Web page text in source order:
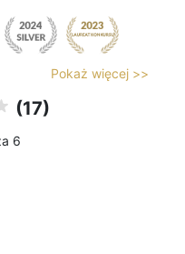
Pokaż więcej >>
(17)
6